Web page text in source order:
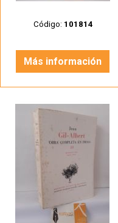
Código: 101814
Más información